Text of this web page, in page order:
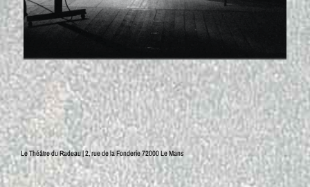
Le Théâtre du Radeau | 2, rue de la Fonderie 72000 Le Mans